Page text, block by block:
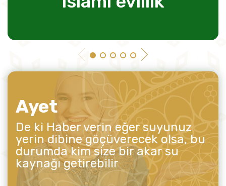
Ayet
De ki Haber verin eğer suyunuz
yerin dibine göçüverecek olsa, bu
durumda kim size bir akar su
kaynağı getirebilir